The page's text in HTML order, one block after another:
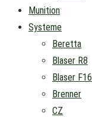
Munition
Systeme
Beretta
Blaser R8
Blaser F16
Brenner
CZ